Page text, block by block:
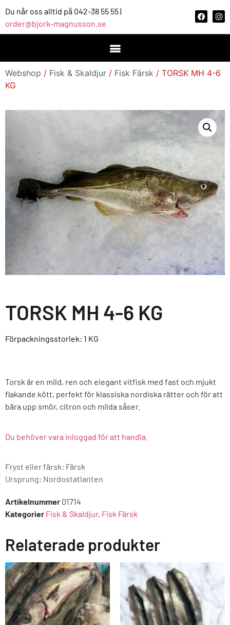
Du når oss alltid på 042-38 55 55 |
order@bjork-magnusson.se
Webshop / Fisk & Skaldjur / Fisk Färsk / TORSK MH 4-6
KG
TORSK MH 4-6 KG
Förpackningsstorlek: 1 KG
Torsk är en mild, ren och elegant vitfisk med fast och mjukt
flakande kött, perfekt för klassiska nordiska rätter och för att
bära upp smör, citron och milda såser.
Du behöver vara inloggad för att handla.
Fryst eller färsk: Färsk
Ursprung: Nordostatlanten
Artikelnummer 01714
Kategorier Fisk & Skaldjur, Fisk Färsk
Relaterade produkter